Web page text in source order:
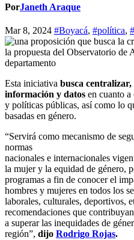
PorJaneth Araque
Mar 8, 2024 #Boyacá, #política,
Esta iniciativa busca
información y datos en cuanto
y políticas públicas, así como lo
basadas en género.
“Servirá como mecanismo de
normas
nacionales e internacionales
la mujer y la equidad de género,
programas a fin de conocer el
hombres y mujeres en todos los
laborales, culturales, deportivos,
recomendaciones que
a superar las inequidades de
región”, dijo Rodrigo Rojas.